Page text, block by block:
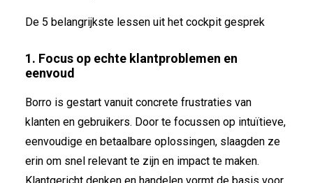
De 5 belangrijkste lessen uit het cockpit gesprek
1. Focus op echte klantproblemen en
eenvoud
Borro is gestart vanuit concrete frustraties van
klanten en gebruikers. Door te focussen op intuïtieve,
eenvoudige en betaalbare oplossingen, slaagden ze
erin om snel relevant te zijn en impact te maken.